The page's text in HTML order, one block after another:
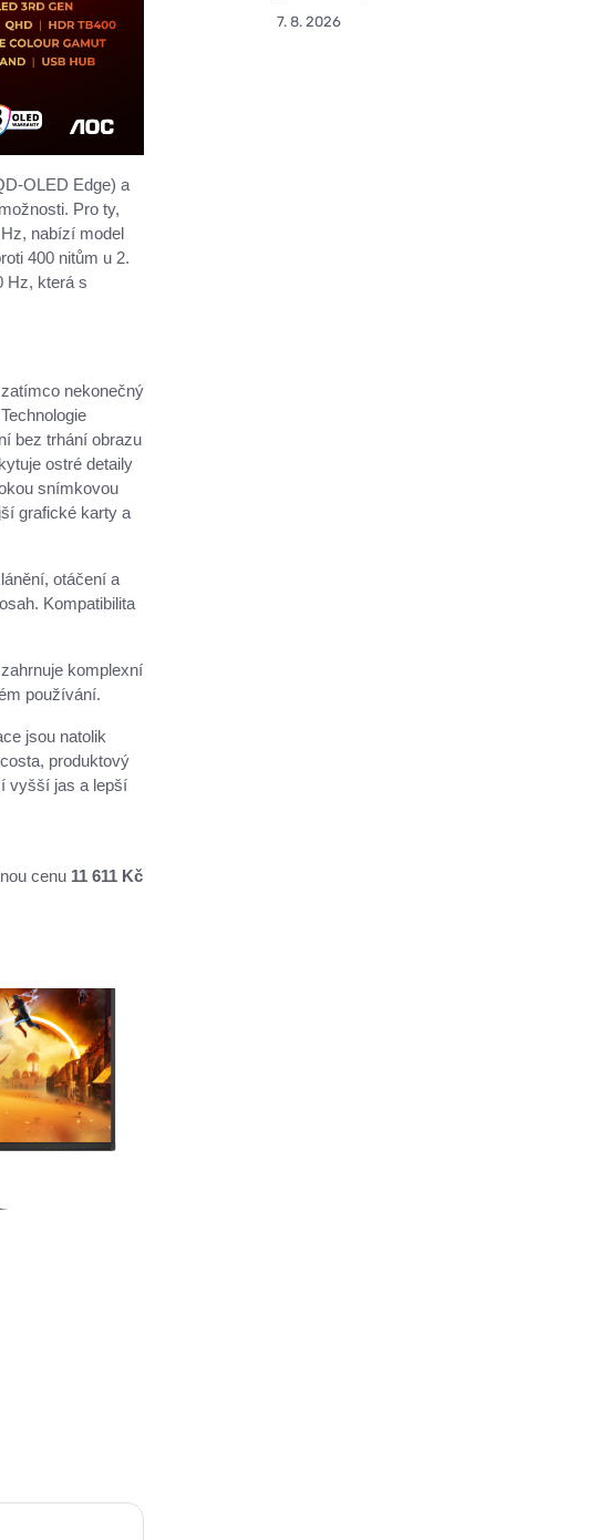
OLED Edge) a
Pro ty,
nabízí model
400 nitům u 2.
Hz, která s
nekonečný
bez trhání obrazu
ostré detaily
snímkovou
grafické karty a
otáčení a
Kompatibilita
komplexní
používání.
jsou natolik
produktový
vyšší jas a lepší
cenu 11 611 Kč
7. 8. 2026